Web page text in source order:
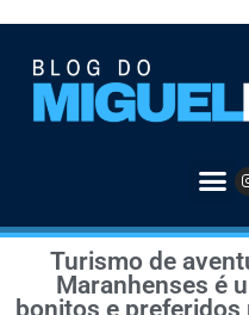
Turismo de
Maranhenses é